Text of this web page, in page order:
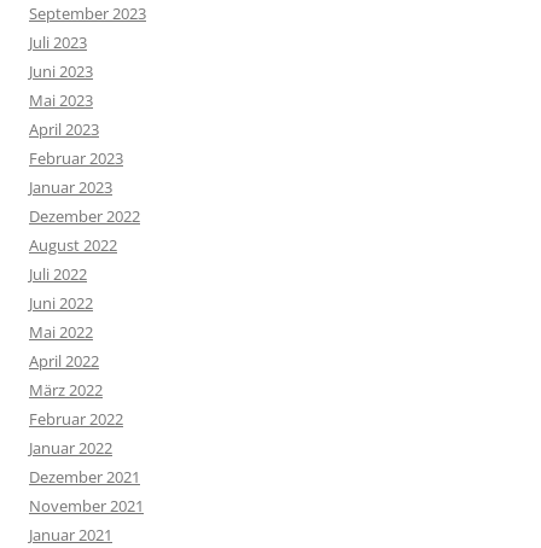
September 2023
Juli 2023
Juni 2023
Mai 2023
April 2023
Februar 2023
Januar 2023
Dezember 2022
August 2022
Juli 2022
Juni 2022
Mai 2022
April 2022
März 2022
Februar 2022
Januar 2022
Dezember 2021
November 2021
Januar 2021